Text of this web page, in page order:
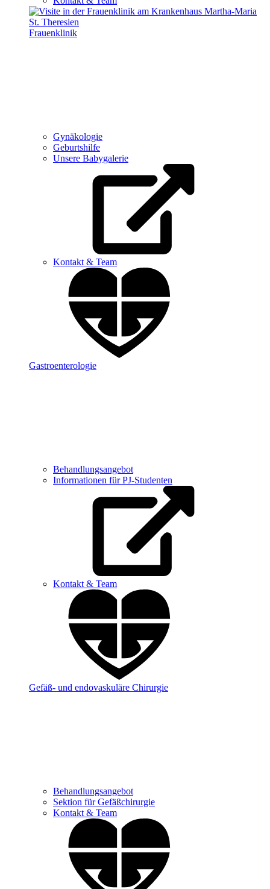
Frauenklinik
Gynäkologie
Geburtshilfe
Unsere Babygalerie
Kontakt & Team
Gastroenterologie
Behandlungsangebot
Informationen für PJ-Studenten
Kontakt & Team
Gefäß- und endovaskuläre Chirurgie
Behandlungsangebot
Sektion für Gefäßchirurgie
Kontakt & Team